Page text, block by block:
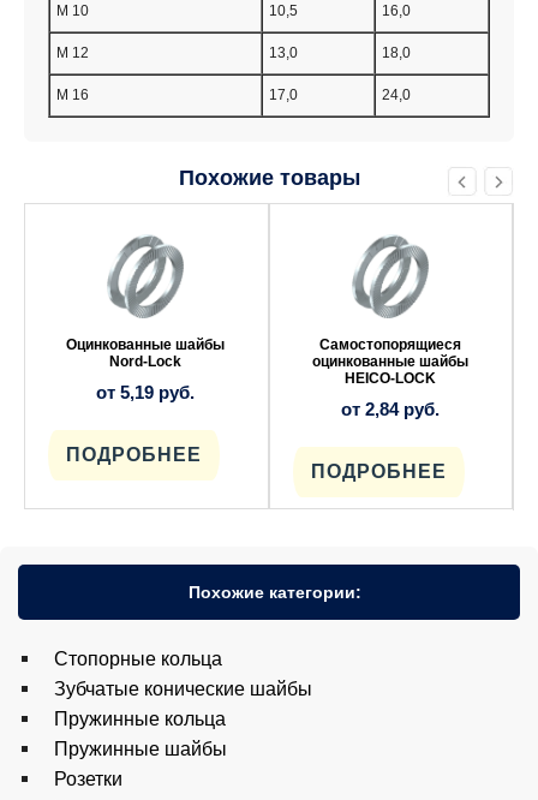
M 10 10,5 16,0
M 12 13,0 18,0
M 16 17,0 24,0
Похожие товары
Оцинкованные шайбы
Nord-Lock
от5,19 руб.
ПОДРОБНЕЕ
несколько
вариаций.
выбрать
товара.
Самостопорящиеся
оцинкованные шайбы
HEICO-LOCK
от 2,84 руб.
ПОДРОБНЕЕ
несколько
вариаций.
выбрать
странице
Похожие категории:
Cтопорные кольца
Зубчатые конические шайбы
Пружинные кольца
Пружинные шайбы
Розетки